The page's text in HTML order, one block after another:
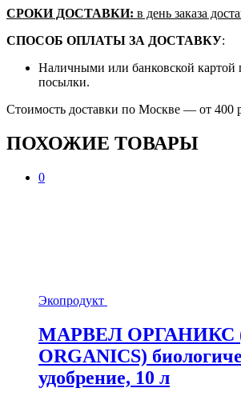
СРОКИ ДОСТАВКИ: в день заказа
СПОСОБ ОПЛАТЫ ЗА ДОСТАВКУ:
Наличными или банковской картой
посылки.
Стоимость доставки по Москве — от 400
ПОХОЖИЕ ТОВАРЫ
0
Экопродукт
МАРВЕЛ ОРГАНИКС
ORGANICS)
удобрение, 10 л